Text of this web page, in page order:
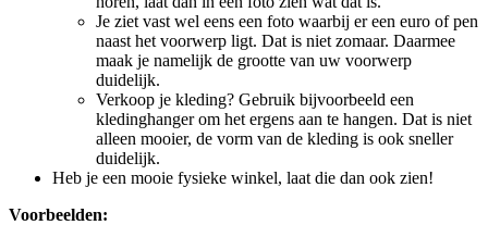
Je ziet vast wel eens een foto waarbij er een euro of pen
naast het voorwerp ligt. Dat is niet zomaar. Daarmee
maak je namelijk de grootte van uw voorwerp
duidelijk.
Verkoop je kleding? Gebruik bijvoorbeeld een
kledinghanger om het ergens aan te hangen. Dat is niet
alleen mooier, de vorm van de kleding is ook sneller
duidelijk.
Heb je een mooie fysieke winkel, laat die dan ook zien!
Voorbeelden: